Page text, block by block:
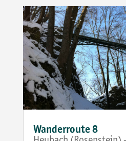
Wanderroute 8